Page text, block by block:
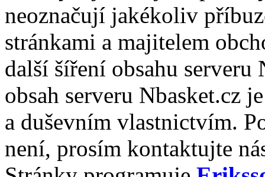
neoznačují jakékoliv
stránkami a majitelem
další šíření obsahu serveru
obsah serveru Nbasket.cz
a duševním vlastnictvím.
není, prosím kontaktujte